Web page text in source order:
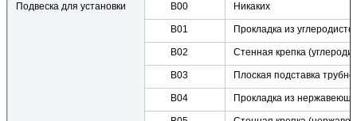
Подвеска для установки B00 Никаких
B01 Прокладка из
B02 Стенная крепка
B03 Плоская подставка
B04 Прокладка из